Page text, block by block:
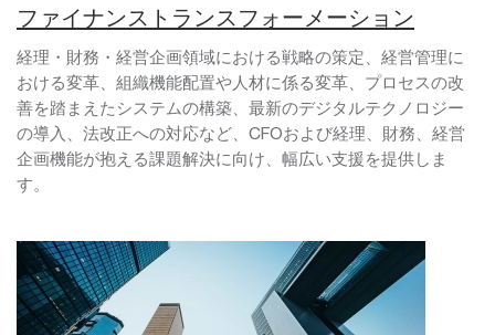
ファイナンストランスフォーメーション
経理・財務・経営企画領域における戦略の策定、経営管理に
おける変革、組織機能配置や人材に係る変革、プロセスの改
善を踏まえたシステムの構築、最新のデジタルテクノロジー
の導入、法改正への対応など、CFOおよび経理、財務、経営
企画機能が抱える課題解決に向け、幅広い支援を提供しま
す。